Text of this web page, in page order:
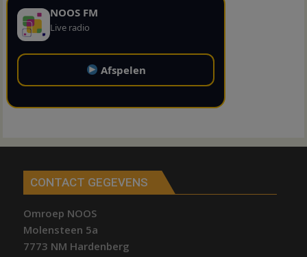
NOOS FM
Live radio
Afspelen
CONTACT GEGEVENS
Omroep NOOS
Molensteen 5a
7773 NM Hardenberg